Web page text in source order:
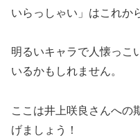
いらっしゃい」はこれか
明るいキャラで人懐っこ
いるかもしれません。
ここは井上咲良さんへの
げましょう！